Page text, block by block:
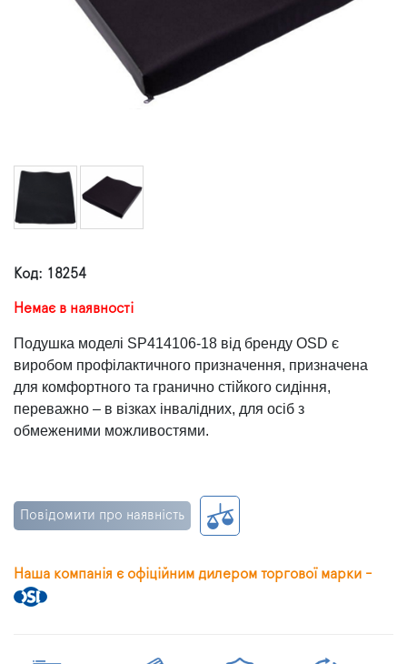
Код: 18254
Немає в наявності
Подушка моделі SP414106-18 від бренду OSD є
виробом профілактичного призначення, призначена
для комфортного та гранично стійкого сидіння,
переважно – в візках інвалідних, для осіб з
обмеженими можливостями.
Повідомити про наявність
Наша компанія є офіційним дилером торгової марки -